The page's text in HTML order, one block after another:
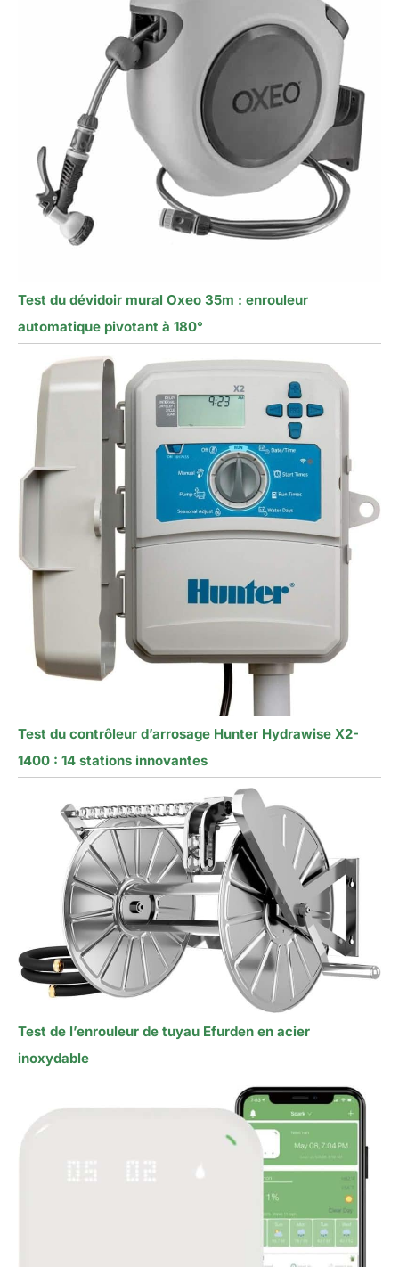
Test du dévidoir mural Oxeo 35m : enrouleur
automatique pivotant à 180°
Test du contrôleur d’arrosage Hunter Hydrawise X2-
1400 : 14 stations innovantes
Test de l’enrouleur de tuyau Efurden en acier
inoxydable